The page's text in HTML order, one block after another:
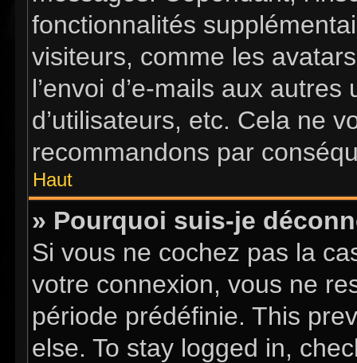
fonctionnalités
visiteurs, comme les
l’envoi d’e-mails aux
d’utilisateurs, etc. Cela ne
recommandons par
Haut
» Pourquoi suis-je
Si vous ne cochez pas la
votre connexion, vous ne
période prédéfinie. This
else. To stay logged in,